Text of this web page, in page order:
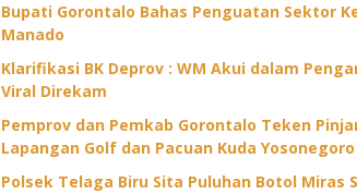
Bupati Gorontalo Bahas Penguatan Sektor
Manado
Klarifikasi BK Deprov : WM Akui dalam
Viral Direkam
Pemprov dan Pemkab Gorontalo Teken
Lapangan Golf dan Pacuan Kuda Yosonegoro
Polsek Telaga Biru Sita Puluhan Botol Miras